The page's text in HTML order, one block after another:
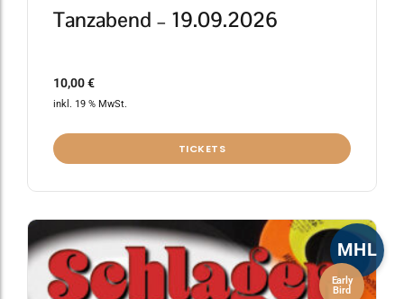
Tanzabend – 19.09.2026
10,00€
inkl. 19 % MwSt.
TICKETS
MHL
Early
Bird